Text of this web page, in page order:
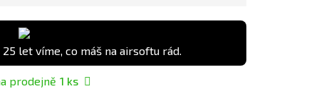
25 let víme, co máš na airsoftu rád.
prodejně 1 ks